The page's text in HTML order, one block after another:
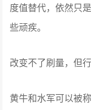
度值替代，依然只
些顽疾。
改变不了刷量，但
黄牛和水军可以被